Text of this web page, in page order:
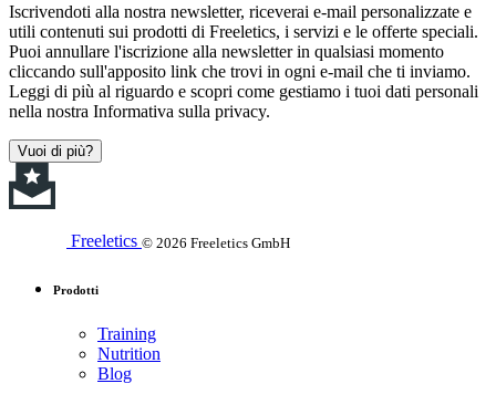
Iscrivendoti alla nostra newsletter, riceverai e-mail personalizzate e
utili contenuti sui prodotti di Freeletics, i servizi e le offerte speciali.
Puoi annullare l'iscrizione alla newsletter in qualsiasi momento
cliccando sull'apposito link che trovi in ogni e-mail che ti inviamo.
Leggi di più al riguardo e scopri come gestiamo i tuoi dati personali
nella nostra Informativa sulla privacy.
Vuoi di più?
Freeletics © 2026 Freeletics GmbH
Prodotti
Training
Nutrition
Blog